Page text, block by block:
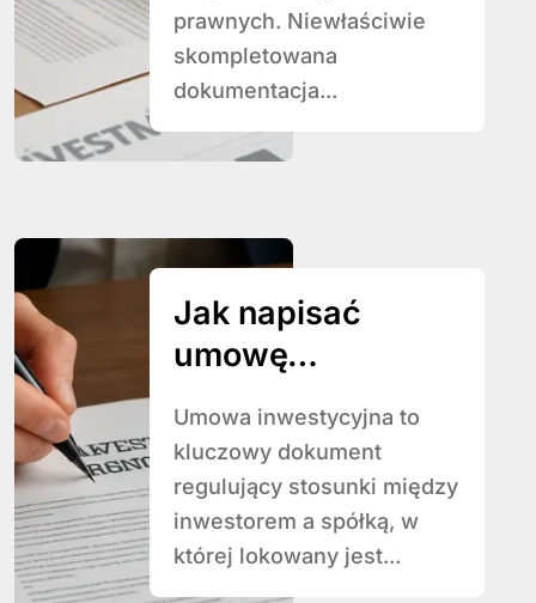
prawnych. Niewłaściwie
skompletowana
dokumentacja...
Jak napisać
umowę
Umowa inwestycyjna to
kluczowy dokument
regulujący stosunki między
inwestorem a spółką, w
której lokowany jest...